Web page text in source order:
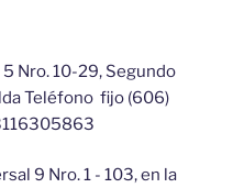
5 Nro. 10-29, Segundo
Teléfono fijo (606)
9 Nro. 1 - 103, en la